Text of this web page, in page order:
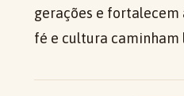
gerações e fortalecem
fé e cultura caminham